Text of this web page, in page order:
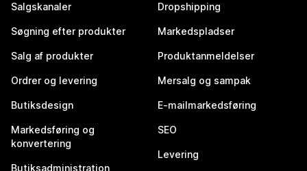
Salgskanaler
Søgning efter produkter
Salg af produkter
Ordrer og levering
Butiksdesign
Markedsføring og
konvertering
Butiksadministration
Dropshipping
Markedspladser
Produktanmeldelser
Mersalg og sampak
E-mailmarkedsføring
SEO
Levering